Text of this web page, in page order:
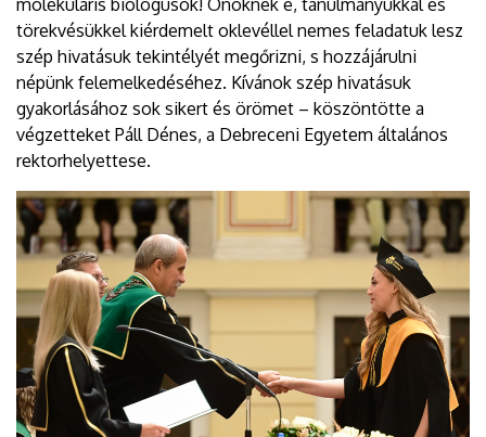
molekuláris biológusok! Önöknek e, tanulmányukkal és
törekvésükkel kiérdemelt oklevéllel nemes feladatuk lesz
szép hivatásuk tekintélyét megőrizni, s hozzájárulni
népünk felemelkedéséhez. Kívánok szép hivatásuk
gyakorlásához sok sikert és örömet – köszöntötte a
végzetteket Páll Dénes, a Debreceni Egyetem általános
rektorhelyettese.